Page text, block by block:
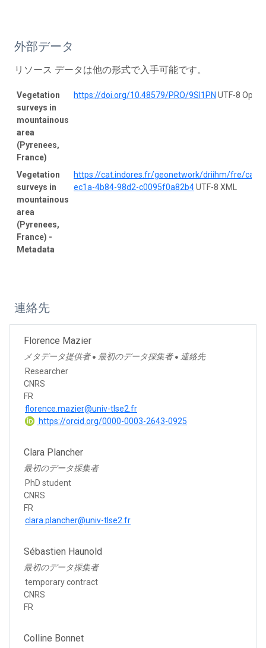
外部データ
リソース データは他の形式で入手可能です。
Vegetation
surveys in
mountainous
area
(Pyrenees,
France)
https://doi.org/10.48579/PRO/9SI1PN UTF-8
Vegetation
surveys in
mountainous
area
(Pyrenees,
France) -
Metadata
https://cat.indores.fr/geonetwork/driihm/fre/
ec1a-4b84-98d2-c0095f0a82b4UTF-8 XML
連絡先
Florence Mazier
メタデータ提供者 ● 最初のデータ採集者 ● 連絡先
Researcher
CNRS
FR
florence.mazier@univ-tlse2.fr
https://orcid.org/0000-0003-2643-0925
Clara Plancher
最初のデータ採集者
PhD student
CNRS
FR
clara.plancher@univ-tlse2.fr
Sébastien Haunold
最初のデータ採集者
temporary contract
CNRS
FR
Colline Bonnet